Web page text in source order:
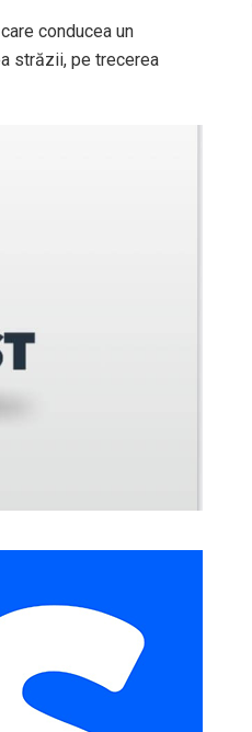
conducea un
străzii, pe trecerea